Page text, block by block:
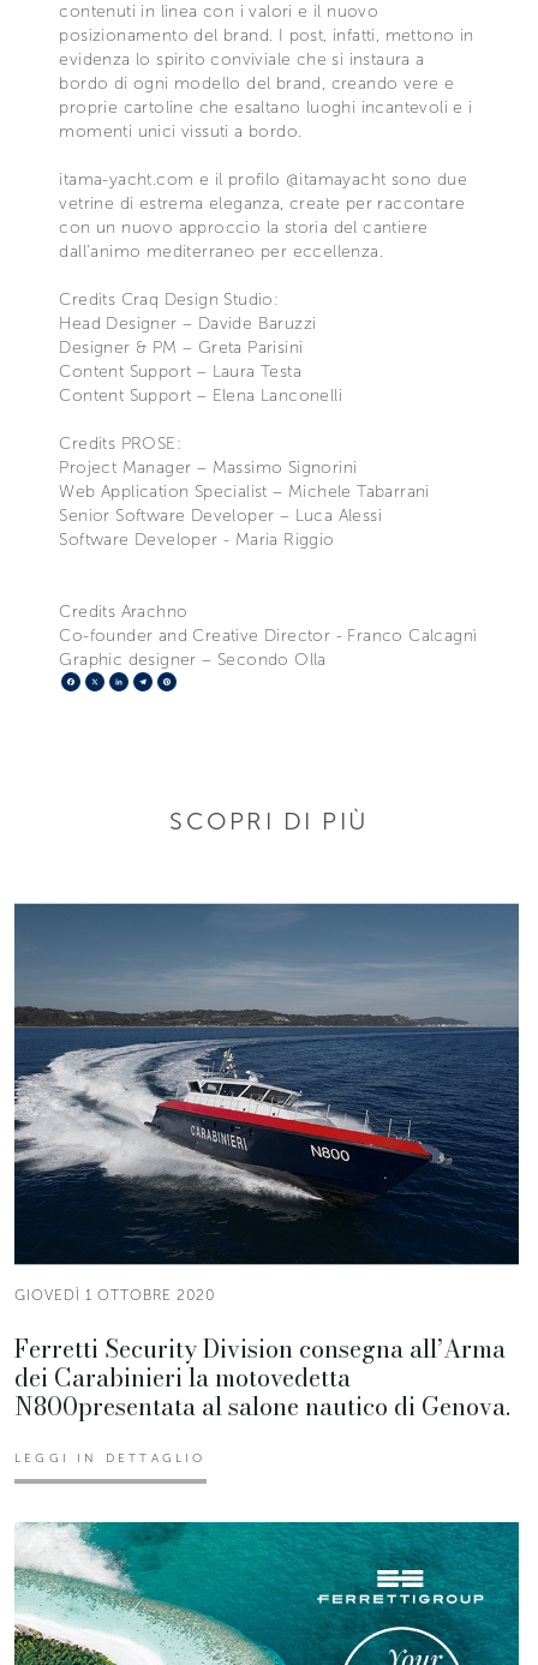
contenuti in linea con i valori e il nuovo
posizionamento del brand. I post, infatti, mettono in
evidenza lo spirito conviviale che si instaura a
bordo di ogni modello del brand, creando vere e
proprie cartoline che esaltano luoghi incantevoli e i
momenti unici vissuti a bordo.
itama-yacht.com e il profilo @itamayacht sono due
vetrine di estrema eleganza, create per raccontare
con un nuovo approccio la storia del cantiere
dall’animo mediterraneo per eccellenza.
Credits Craq Design Studio:
Head Designer – Davide Baruzzi
Designer & PM – Greta Parisini
Content Support – Laura Testa
Content Support – Elena Lanconelli
Credits PROSE:
Project Manager – Massimo Signorini
Web Application Specialist – Michele Tabarrani
Senior Software Developer – Luca Alessi
Software Developer - Maria Riggio
Credits Arachno
Co-founder and Creative Director - Franco Calcagnì
Graphic designer – Secondo Olla
Facebook
X LinkedIn
Telegram
SCOPRI DI PIÙ
GIOVEDÌ 1 OTTOBRE 2020
Ferretti Security Division consegna all’Arma
dei Carabinieri la motovedetta
N800presentata al salone nautico di Genova.
LEGGI IN DETTAGLIO